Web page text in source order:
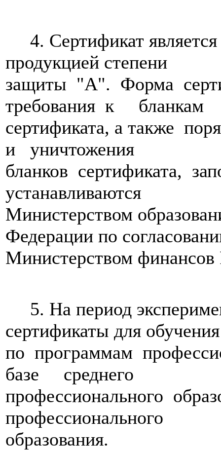
4. Сертификат
продукцией степени
защиты "А". Форма
требования к бланкам
сертификата, а также
и уничтожения
бланков сертификата,
устанавливаются
Министерством
Федерации по
Министерством финансов
5. На период
сертификаты для обучения
по программам
базе среднего
профессионального
профессионального
образования.